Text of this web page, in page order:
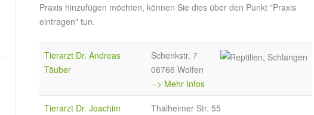
Praxis hinzufügen möchten, können Sie dies über den Punkt "Praxis
eintragen" tun.
Tierarzt Dr. Andreas
Täuber
Schenkstr. 7
06766 Wolfen
--> Mehr Infos
Tierarzt Dr. Joachim
Thalheimer Str. 55